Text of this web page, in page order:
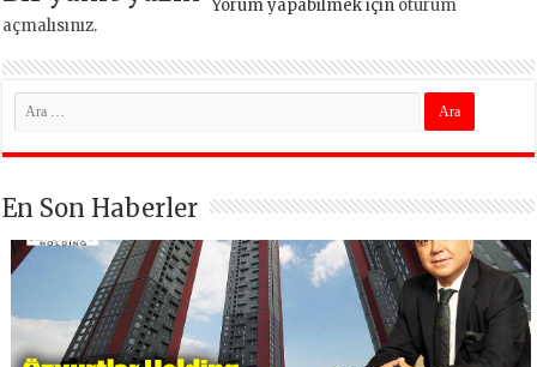
Yorum yapabilmek için oturum
açmalısınız.
En Son Haberler